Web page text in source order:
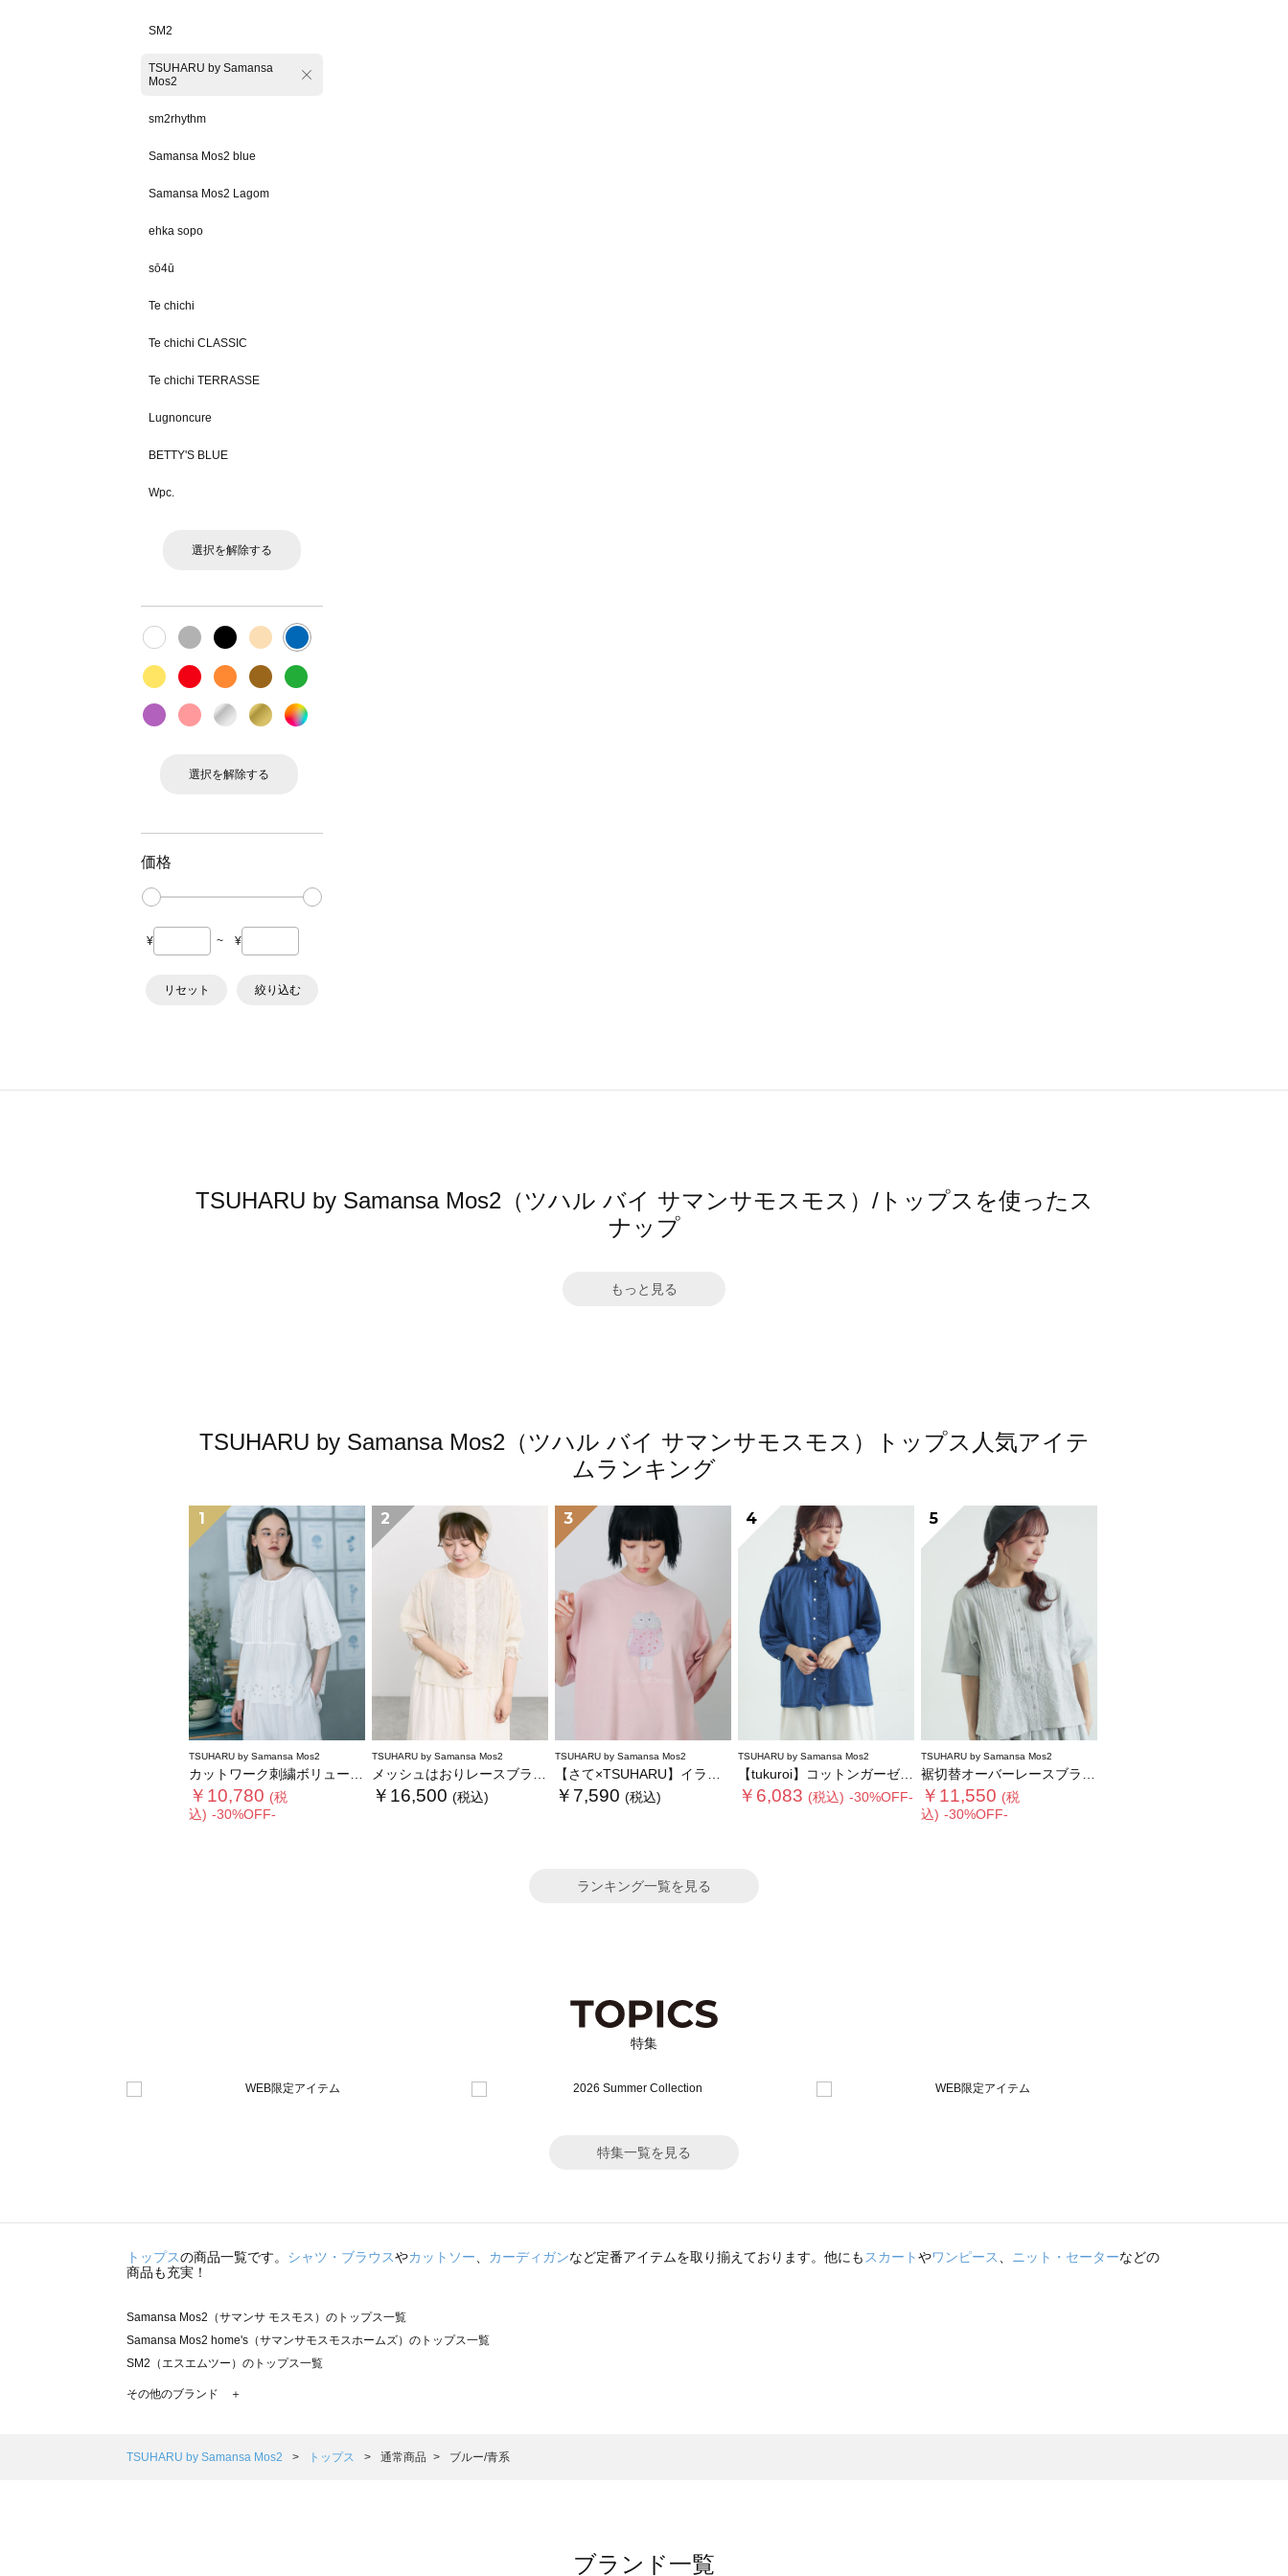
SM2
TSUHARU by Samansa
Mos2
sm2rhythm
Samansa Mos2 blue
Samansa Mos2 Lagom
ehka sopo
sō4ū
Te chichi
Te chichi CLASSIC
Te chichi TERRASSE
Lugnoncure
BETTY'S BLUE
Wpc.
選択を解除する
選択を解除する
価格
¥ ~ ¥
リセット 絞り込む
TSUHARU by Samansa Mos2（ツハル バイ サマンサモスモス）/トップスを使ったス
ナップ
もっと見る
TSUHARU by Samansa Mos2（ツハル バイ サマンサモスモス）トップス人気アイテ
ムランキング
1
TSUHARU by Samansa Mos2
カットワーク刺繍ボリューム袖ブラウス
￥10,780 (税
込) -30%OFF-
2
TSUHARU by Samansa Mos2
メッシュはおりレースブラウス
￥16,500 (税込)
3
TSUHARU by Samansa Mos2
【さて×TSUHARU】イラスト柄プリントTシャツ
￥7,590 (税込)
4
TSUHARU by Samansa Mos2
【tukuroi】コットンガーゼデニムフリルブラウス
￥6,083 (税込) -30%OFF-
5
TSUHARU by Samansa Mos2
裾切替オーバーレースブラウス
￥11,550 (税
込) -30%OFF-
ランキング一覧を見る
特集
特集一覧を見る
トップスの商品一覧です。 シャツ・ブラウスやカットソー、 カーディガンなど定番アイテムを取り揃えております。他にもスカートやワンピース、 ニット・セーターなどの
商品も充実！
Samansa Mos2（サマンサ モスモス）のトップス一覧
Samansa Mos2 home's（サマンサモスモスホームズ）のトップス一覧
SM2（エスエムツー）のトップス一覧
TSUHARU by Samansa Mos2（ツハルバイサマンサモスモス）のトップス一覧
Samansa Mos2 Lagom（サマンサモスモス ラーゴム）のトップス一覧
その他のブランド ＋
TSUHARU by Samansa Mos2 トップス 通常商品 ブルー/青系
ブランド一覧